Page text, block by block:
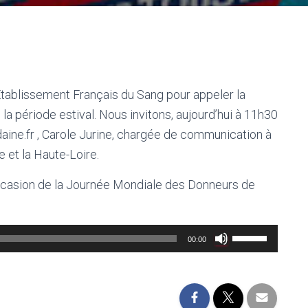
Français du Sang pour appeler la
période estival. Nous invitons, aujourd’hui à 11h30
, Carole Jurine, chargée de communication à
et la Haute-Loire.
de la Journée Mondiale des Donneurs de
00:00
Utilisez
les
haut/bas